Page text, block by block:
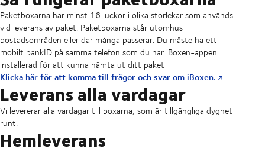
Paketboxarna har minst 16 luckor i olika storlekar som används
vid leverans av paket. Paketboxarna står utomhus i
bostadsområden eller där många passerar. Du måste ha ett
mobilt bankID på samma telefon som du har iBoxen-appen
installerad för att kunna hämta ut ditt paket
Klicka här för att komma till frågor och svar om iBoxen.
Leverans alla vardagar
Vi levererar alla vardagar till boxarna, som är tillgängliga dygnet
runt.
Hemleverans